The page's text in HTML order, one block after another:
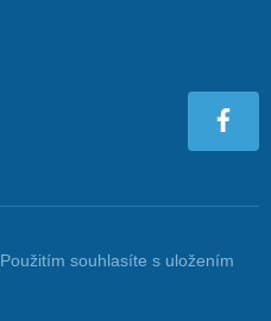
Použitím souhlasíte s uložením